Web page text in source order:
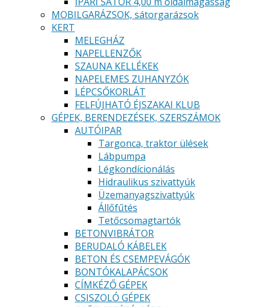
MOBILGARÁZSOK, sátorgarázsok
KERT
MELEGHÁZ
NAPELLENZŐK
SZAUNA KELLÉKEK
NAPELEMES ZUHANYZÓK
LÉPCSŐKORLÁT
FELFÚJHATÓ ÉJSZAKAI KLUB
GÉPEK, BERENDEZÉSEK, SZERSZÁMOK
AUTÓIPAR
Targonca, traktor ülések
Lábpumpa
Légkondícionálás
Hidraulikus szivattyúk
Üzemanyagszivattyúk
Állőfűtés
Tetőcsomagtartók
BETONVIBRÁTOR
BERUDALÓ KÁBELEK
BETON ÉS CSEMPEVÁGÓK
BONTÓKALAPÁCSOK
CÍMKÉZŐ GÉPEK
CSISZOLÓ GÉPEK